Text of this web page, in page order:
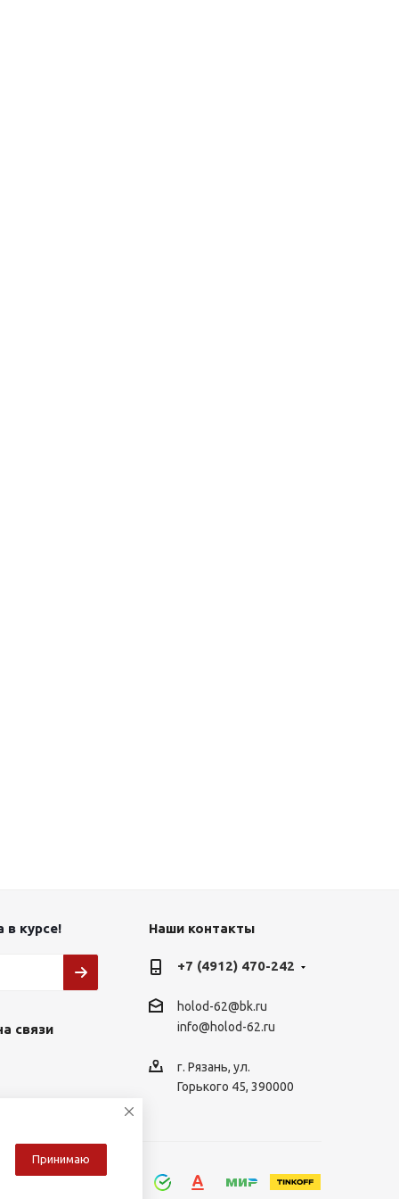
в курсе!
связи
Наши контакты
+7 (4912) 470-242
holod-62@bk.ru
info@holod-62.ru
г. Рязань, ул.
Горького 45, 390000
Принимаю